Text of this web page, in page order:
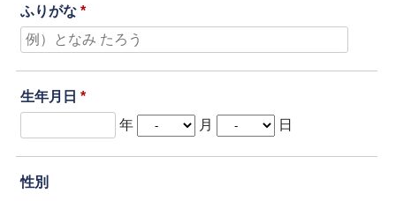
ふりがな *
生年月日 *
年
月 日
性別